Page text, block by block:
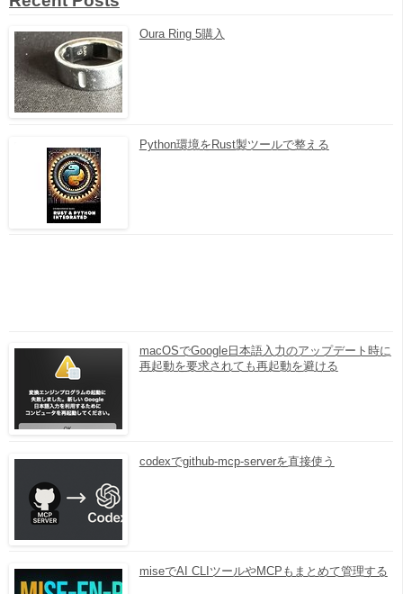
Oura Ring 5購入
Python環境をRust製ツールで整える
macOSでGoogle日本語入力のアップデート時に
再起動を要求されても再起動を避ける
codexでgithub-mcp-serverを直接使う
miseでAI CLIツールやMCPもまとめて管理する